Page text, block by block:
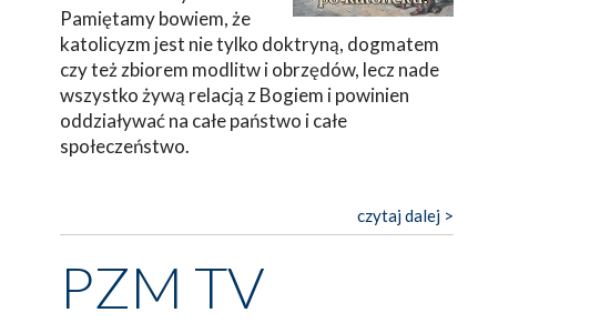
Pamiętamy bowiem, że
katolicyzm jest nie tylko doktryną, dogmatem
czy też zbiorem modlitw i obrzędów, lecz nade
wszystko żywą relacją z Bogiem i powinien
oddziaływać na całe państwo i całe
społeczeństwo.
czytaj dalej >
PZM TV